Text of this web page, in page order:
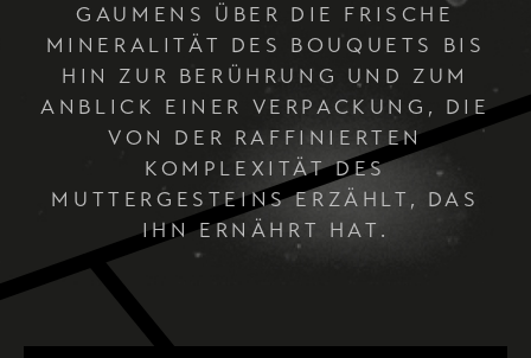
IT
GAUMENS ÜBER DIE FRISCHE
MINERALITÄT DES BOUQUETS BIS
HIN ZUR BERÜHRUNG UND ZUM
ANBLICK EINER VERPACKUNG, DIE
VON DER RAFFINIERTEN
KOMPLEXITÄT DES
MUTTERGESTEINS ERZÄHLT, DAS
IHN ERNÄHRT HAT.